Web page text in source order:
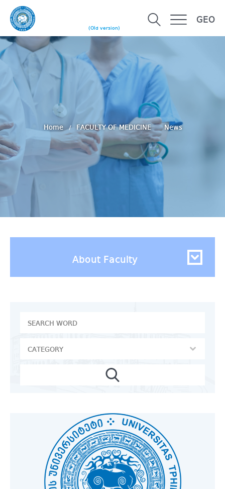
(Old version)
GEO
Home FACULTY OF MEDICINE News
About Faculty